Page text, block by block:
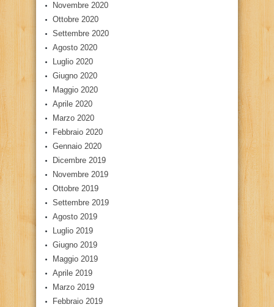
Novembre 2020
Ottobre 2020
Settembre 2020
Agosto 2020
Luglio 2020
Giugno 2020
Maggio 2020
Aprile 2020
Marzo 2020
Febbraio 2020
Gennaio 2020
Dicembre 2019
Novembre 2019
Ottobre 2019
Settembre 2019
Agosto 2019
Luglio 2019
Giugno 2019
Maggio 2019
Aprile 2019
Marzo 2019
Febbraio 2019